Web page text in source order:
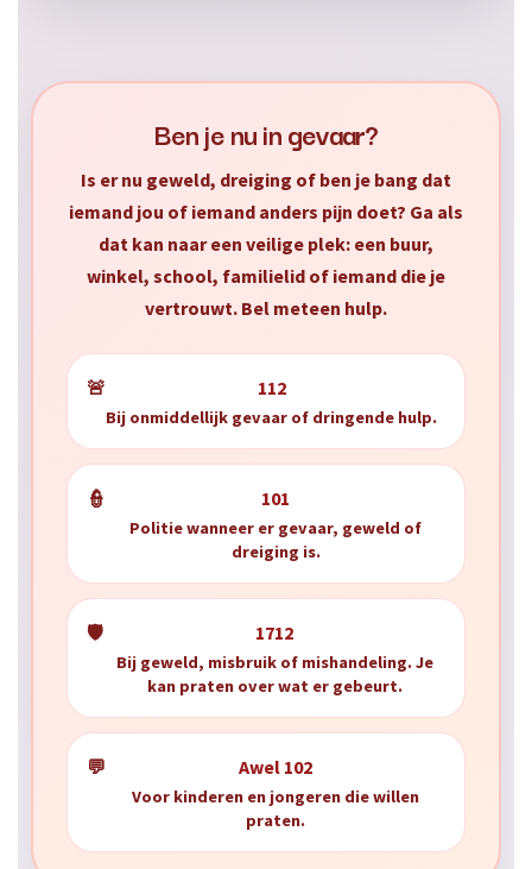
Ben je nu in gevaar?
Is er nu geweld, dreiging of ben je bang dat
iemand jou of iemand anders pijn doet? Ga als
dat kan naar een veilige plek: een buur,
winkel, school, familielid of iemand die je
vertrouwt. Bel meteen hulp.
🚨 112
Bij onmiddellijk gevaar of dringende hulp.
👮 101
Politie wanneer er gevaar, geweld of
dreiging is.
🛡️ 1712
Bij geweld, misbruik of mishandeling. Je
kan praten over wat er gebeurt.
💬 Awel 102
Voor kinderen en jongeren die willen
praten.